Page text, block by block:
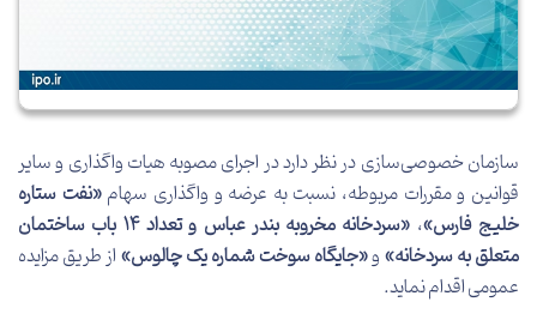
سازمان خصوصی‌سازی در نظر دارد در اجرای مصوبه هیات واگذاری و سایر
قوانین و مقررات مربوطه، نسبت به عرضه و واگذاری سهام«نفت ستاره
خلیج فارس»،
«سردخانه مخروبه بندر عباس و تعداد 14 باب ساختمان
متعلق به سردخانه» و«جایگاه سوخت شماره یک چالوس» از طریق مزایده
عمومی اقدام نماید.